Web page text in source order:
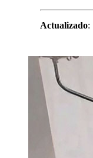
Actualizado: